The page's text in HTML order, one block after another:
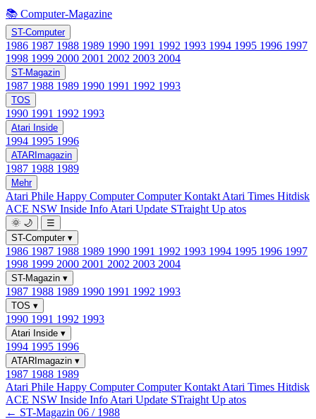
📚 Computer-Magazine
ST-Computer
1986 1987 1988 1989 1990 1991 1992 1993 1994 1995 1996 1997
1998 1999 2000 2001 2002 2003 2004
ST-Magazin
1987 1988 1989 1990 1991 1992 1993
TOS
1990 1991 1992 1993
Atari Inside
1994 1995 1996
ATARImagazin
1987 1988 1989
Mehr
Atari Phile Happy ComputerComputer Kontakt Atari Times Hitdisk
ACE NSW Inside Info Atari Update STraight Up atos
🌞 🌙
☰
ST-Computer ▾
1986 1987 1988 1989 1990 1991 1992 1993 1994 1995 1996 1997
1998 1999 2000 2001 2002 2003 2004
ST-Magazin ▾
1987 1988 1989 1990 1991 1992 1993
TOS ▾
1990 1991 1992 1993
Atari Inside ▾
1994 1995 1996
ATARImagazin ▾
1987 1988 1989
Atari Phile Happy ComputerComputer Kontakt Atari Times Hitdisk
ACE NSW Inside Info Atari Update STraight Up atos
← ST-Magazin 06 / 1988